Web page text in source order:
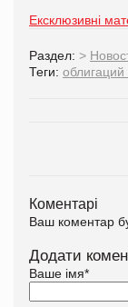
Ексклюзивні
Раздел: >
Теги:
Коментарі
Ваш коментар
Додати
Ваше імя*